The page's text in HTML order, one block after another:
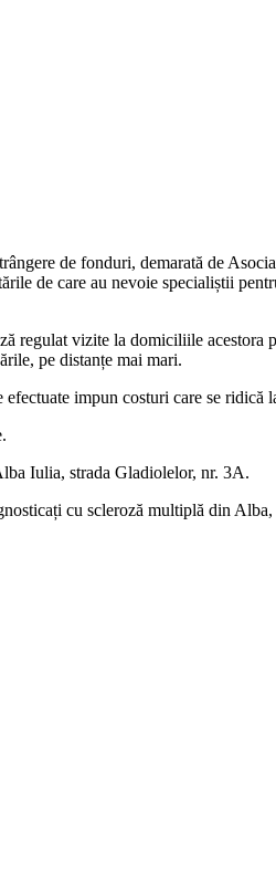
de fonduri, demarată de
de care au nevoie specialiștii
regulat vizite la domiciliile acestora
pe distanțe mai mari.
impun costuri care se ridică
Iulia, strada Gladiolelor, nr. 3A.
cu scleroză multiplă din Alba,